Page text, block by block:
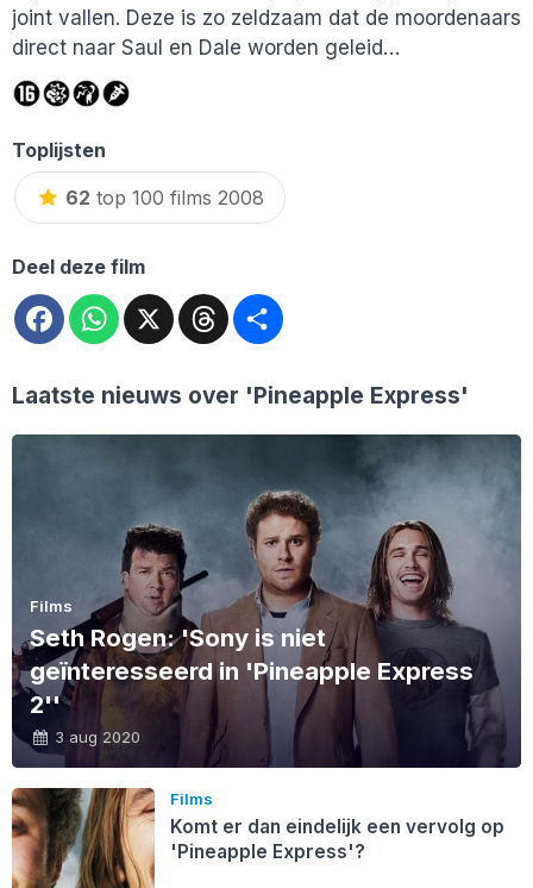
joint vallen. Deze is zo zeldzaam dat de moordenaars
direct naar Saul en Dale worden geleid…
Toplijsten
62 top 100 films 2008
Deel deze film
FacebookWhatsApp
X Threads
Laatste nieuws over 'Pineapple Express'
Films
Seth Rogen: 'Sony is niet
geïnteresseerd in 'Pineapple Express
2''
3 aug 2020
Films
Komt er dan eindelijk een vervolg op
'Pineapple Express'?